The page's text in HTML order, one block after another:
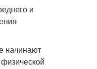
и
начинают